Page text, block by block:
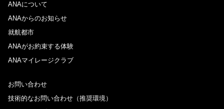
ANAについて
ANAからのお知らせ
就航都市
ANAがお約束する体験
ANAマイレージクラブ
お問い合わせ
技術的なお問い合わせ（推奨環境）